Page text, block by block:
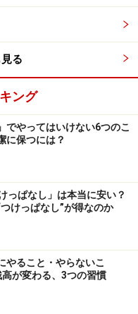
る
ング
でやってはいけない6つのこ
に保つには？
っぱなし」は本当に安い？
けっぱなし”が得なのか
やること・やらないこ
が変わる、3つの習慣